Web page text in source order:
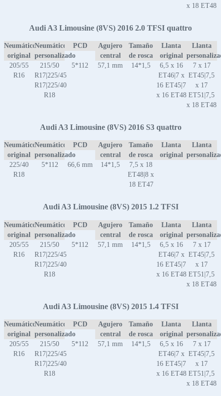
x 18 ET48
Audi A3 Limousine (8VS) 2016 2.0 TFSI quattro
Neumático
original
Neumático
personalizado
PCD
Agujero
central
Tamaño
de rosca
Llanta
original
Llanta
205/55
R16
215/50
R17|225/45
R17|225/40
R18
5*112 57,1 mm 14*1,5
6,5 x 16
ET46|7 x
16 ET45|7
x 16 ET48
7 x 17
ET45|7,5
x 17
ET51|7,5
x 18 ET48
Audi A3 Limousine (8VS) 2016 S3 quattro
Neumático
original
Neumático
personalizado
PCD
Agujero
central
Tamaño
de rosca
Llanta
original
Llanta
225/40
R18
5*112 66,6 mm 14*1,5
7,5 x 18
ET48|8 x
18 ET47
Audi A3 Limousine (8VS) 2015 1.2 TFSI
Neumático
original
Neumático
personalizado
PCD
Agujero
central
Tamaño
de rosca
Llanta
original
Llanta
205/55
R16
215/50
R17|225/45
R17|225/40
R18
5*112 57,1 mm 14*1,5
6,5 x 16
ET46|7 x
16 ET45|7
x 16 ET48
7 x 17
ET45|7,5
x 17
ET51|7,5
x 18 ET48
Audi A3 Limousine (8VS) 2015 1.4 TFSI
Neumático
original
Neumático
personalizado
PCD
Agujero
central
Tamaño
de rosca
Llanta
original
Llanta
205/55
R16
215/50
R17|225/45
R17|225/40
R18
5*112 57,1 mm 14*1,5
6,5 x 16
ET46|7 x
16 ET45|7
x 16 ET48
7 x 17
ET45|7,5
x 17
ET51|7,5
x 18 ET48